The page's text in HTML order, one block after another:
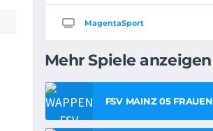
MagentaSport
Mehr Spiele anzeigen
FSV MAINZ 05 FRAUEN